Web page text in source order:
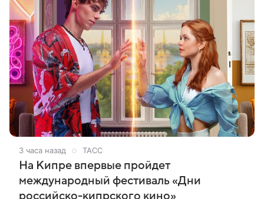
3 часа назад ТАСС
На Кипре впервые пройдет
международный фестиваль «Дни
российско-кипрского кино»